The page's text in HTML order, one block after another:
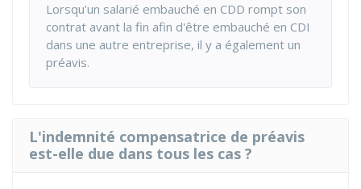
Lorsqu'un salarié embauché en CDD rompt son
contrat avant la fin afin d'être embauché en CDI
dans une autre entreprise, il y a également un
préavis.
L'indemnité compensatrice de préavis
est-elle due dans tous les cas ?